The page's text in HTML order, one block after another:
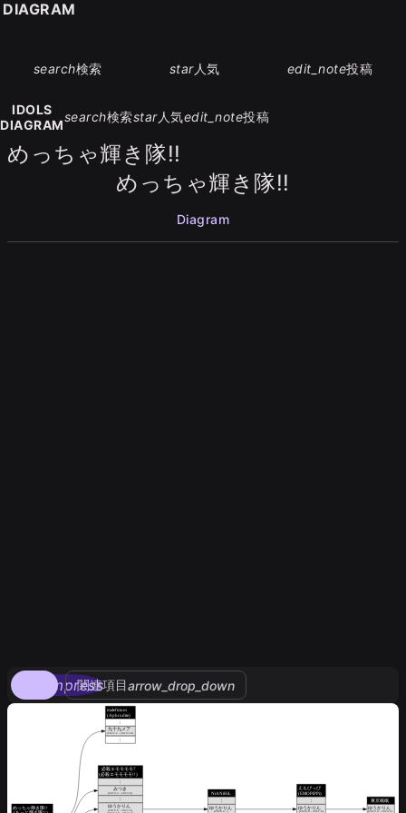
search検索 star人気 edit_note投稿
IDOLS
DIAGRAM
search検索star人気edit_note投稿
めっちゃ輝き隊!!
めっちゃ輝き隊!!
Diagram
compress
関連項目arrow_drop_down